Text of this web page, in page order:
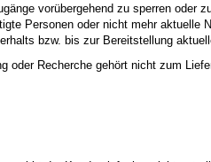
vorübergehend zu sperren oder
Personen oder nicht mehr
bzw. bis zur Bereitstellung
Recherche gehört nicht zum